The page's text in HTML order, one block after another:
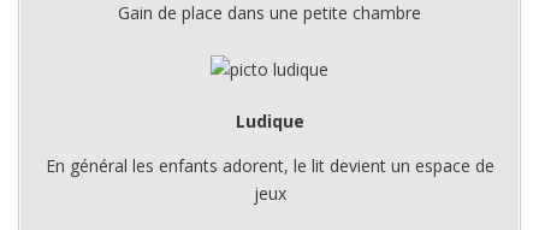
Gain de place dans une petite chambre
Ludique
En général les enfants adorent, le lit devient un espace de
jeux